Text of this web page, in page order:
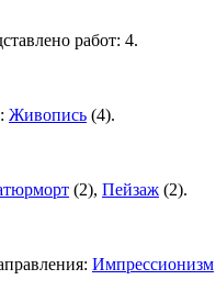
работ: 4.
Живопись (4).
(2), Пейзаж (2).
Импрессионизм